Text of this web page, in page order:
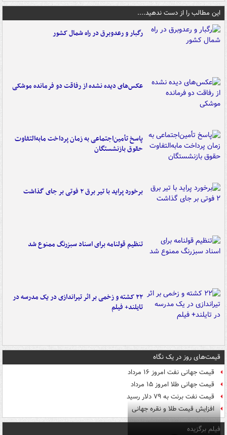
این مطالب را از دست ندهید....
رگبار و رعدوبرق در راه شمال کشور
عکس‌های دیده نشده از رفاقت دو فرمانده‌ موشکی
پاسخ تأمین‌اجتماعی به زمان پرداخت مابه‌التفاوت
حقوق بازنشستگان
برخورد پراید با تیر برق ۲ فوتی بر جای گذاشت
تنظیم قولنامه برای اسناد سبزرنگ ممنوع شد
۲۲ کشته و زخمی بر اثر تیراندازی در یک مدرسه در
تایلند+ فیلم
قیمت‌های روز در یک نگاه
قیمت جهانی نفت امروز ۱۶ مرداد
قیمت جهانی طلا امروز ۱۵ مرداد
قیمت نفت برنت به ۷۹ دلار رسید
افزایش قیمت طلا و نقره جهانی
فیلم برگزیده